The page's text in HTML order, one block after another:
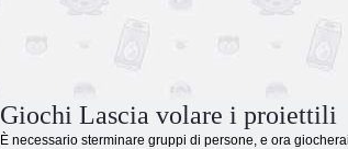
Giochi Lascia volare i proiettili
È necessario sterminare gruppi di persone, e ora